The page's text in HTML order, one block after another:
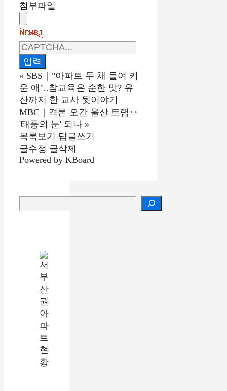
첨부파일
« SBS｜"아파트 두 채 들여 키
운 애"..참교육은 순한 맛? 유
산까지 한 교사 뒷이야기
MBC｜격론 오간 울산 트램‥
'태풍의 눈' 되나 »
목록보기
답글쓰기
글수정 글삭제
Powered by KBoard